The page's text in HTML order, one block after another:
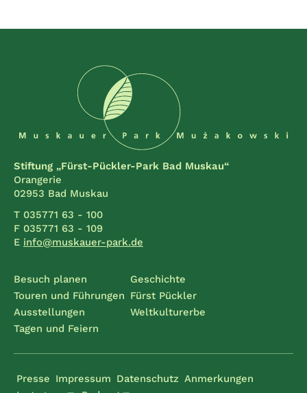
Stiftung „Fürst-Pückler-Park Bad Muskau“
Orangerie
02953 Bad Muskau
T 035771 63 - 100
F 035771 63 - 109
E info@muskauer-park.de
Besuch planen
Touren und Führungen
Ausstellungen
Tagen und Feiern
Geschichte
Fürst Pückler
Weltkulturerbe
Presse Impressum Datenschutz Anmerkungen